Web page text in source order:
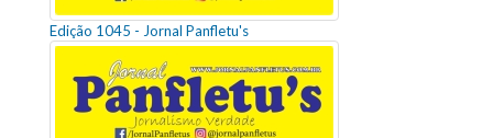
Edição 1045 - Jornal Panfletu's